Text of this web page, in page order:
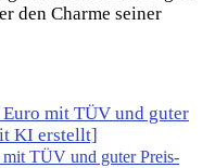
den Charme seiner
TÜV und guter Preis-